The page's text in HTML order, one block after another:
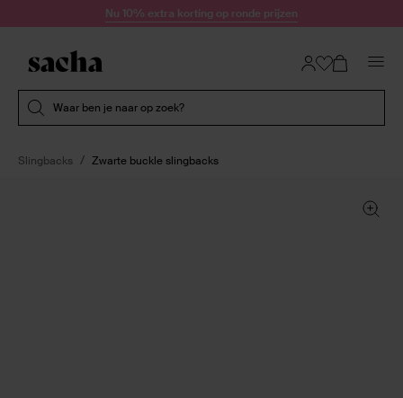
Doorgaan naar artikelNu 10% extra korting op ronde prijzen
Waar ben je naar op zoek?
Slingbacks Zwarte buckle slingbacks